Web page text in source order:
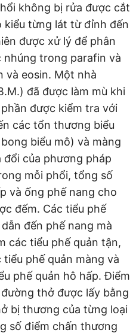
không bị rửa được cắt
kiểu từng lát từ đỉnh đến
được xử lý để phân
trong parafin và
và eosin. Một nhà
đã được làm mù khi
được kiểm tra với
các tổn thương biểu
biểu mô) và màng
đổi của phương pháp
mỗi phổi, tổng số
và ống phế nang cho
đếm. Các tiểu phế
đến phế nang mà
các tiểu phế quản tận,
phế quản màng và
phế quản hô hấp. Điểm
thở được lấy bằng
bị thương của từng loại
số điểm chấn thương